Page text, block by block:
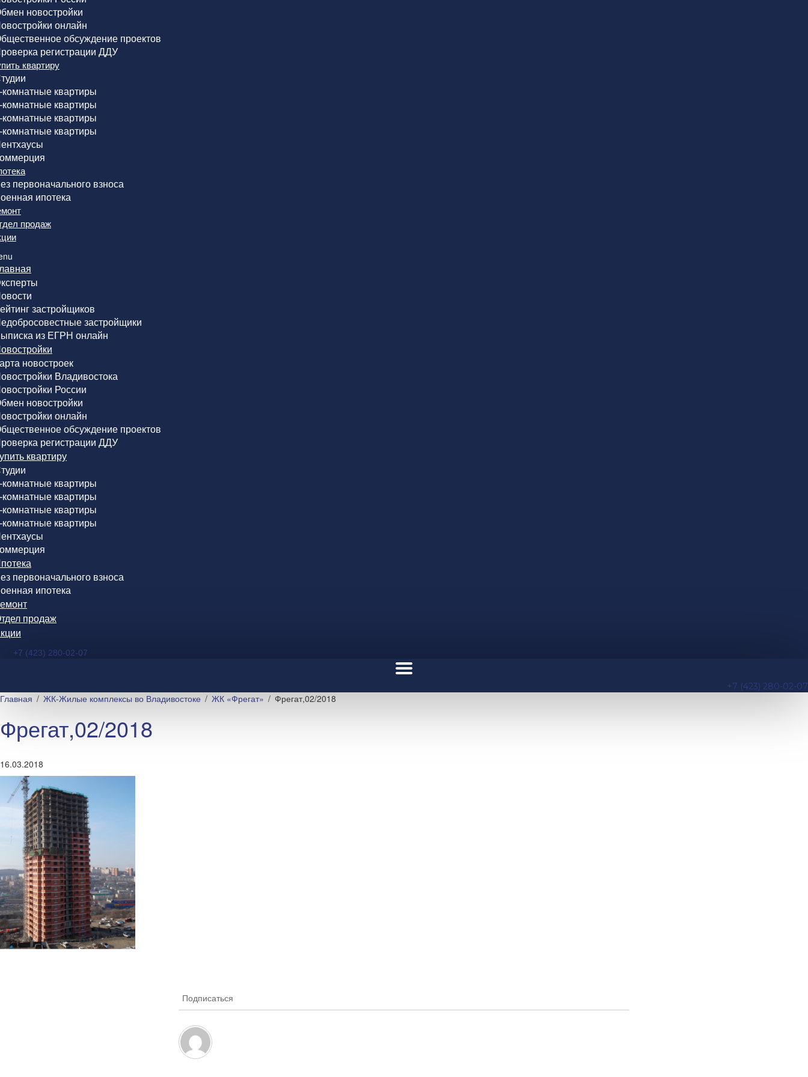
новостройки
онлайн
обсуждение проектов
регистрации ДДУ
квартиру
комнатные квартиры
комнатные квартиры
комнатные квартиры
комнатные квартиры
первоначального взноса
ипотека
продаж
застройщиков
застройщики
из ЕГРН онлайн
новостроек
Владивостока
России
новостройки
онлайн
обсуждение проектов
регистрации ДДУ
квартиру
комнатные квартиры
комнатные квартиры
комнатные квартиры
комнатные квартиры
первоначального взноса
ипотека
продаж
+7 (423) 280-02-07
+7 (423) 280-02-07
Главная ЖК-Жилые комплексы во Владивостоке ЖК «Фрегат» Фрегат,02/2018
Фрегат,02/2018
16.03.2018
Подписаться